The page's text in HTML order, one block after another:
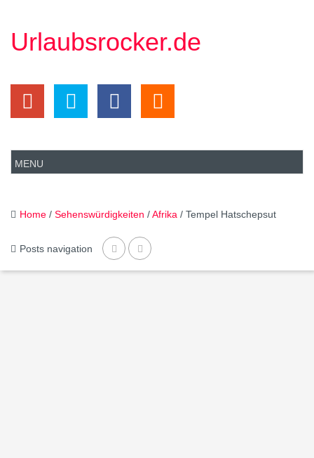
Urlaubsrocker.de
Home / Sehenswürdigkeiten /Afrika / Tempel Hatschepsut
Posts navigation